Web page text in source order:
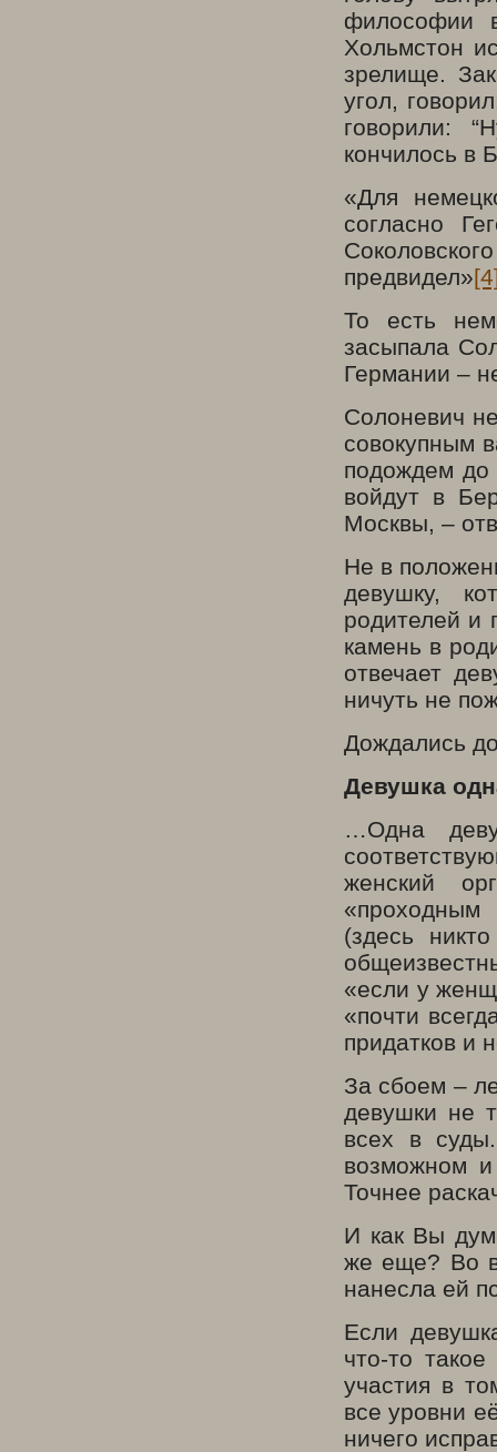
философии
Хольмстон
зрелище.
угол,
говорили:
кончилось в
«Для
согласно
предвидел»
То есть
засыпала
Германии –
Солоневич
совокупным
подождем до
войдут в
Москвы, –
Не в
девушку,
родителей и
камень в
отвечает
ничуть не
Дождались
Девушка
…Одна
женский
«проходным
(здесь
«если у
«почти
придатков и
За сбоем –
девушки не
всех в
возможном
Точнее
И как Вы
же еще? Во
нанесла ей
Если
что-то
участия в
все уровни
ничего